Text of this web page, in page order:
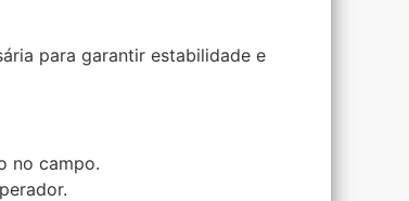
para garantir estabilidade e
no campo.